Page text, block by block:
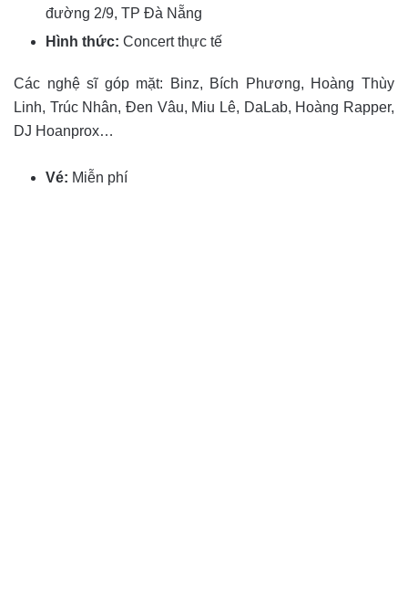
đường 2/9, TP Đà Nẵng
Hình thức: Concert thực tế
Các nghệ sĩ góp mặt: Binz, Bích Phương, Hoàng Thùy
Linh, Trúc Nhân, Đen Vâu, Miu Lê, DaLab, Hoàng Rapper,
DJ Hoanprox…
Vé: Miễn phí